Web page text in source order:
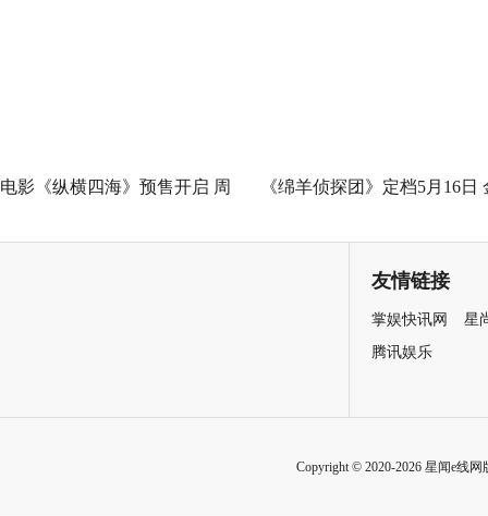
电影《纵横四海》预售开启 周 《绵羊侦探团》定档5月16日
友情链接
掌娱快讯网
星
腾讯娱乐
Copyright © 2020-2026 星闻e线